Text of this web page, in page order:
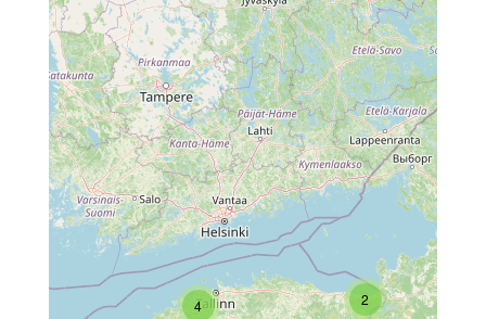
2
4